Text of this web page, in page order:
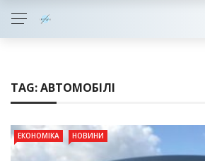
TAG:АВТОМОБІЛІ
ЕКОНОМІКА НОВИНИ